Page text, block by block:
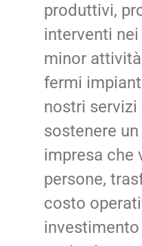
produttivi,
interventi
minor
fermi
nostri servizi
sostenere
impresa che
persone,
costo
investimento